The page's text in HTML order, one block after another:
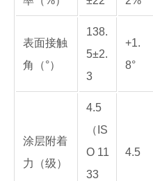
表面接触
角（°）
138.
5±2.
3
+1.
8°
涂层附着
力（级）
4.5
（IS
O 11
33
4.5